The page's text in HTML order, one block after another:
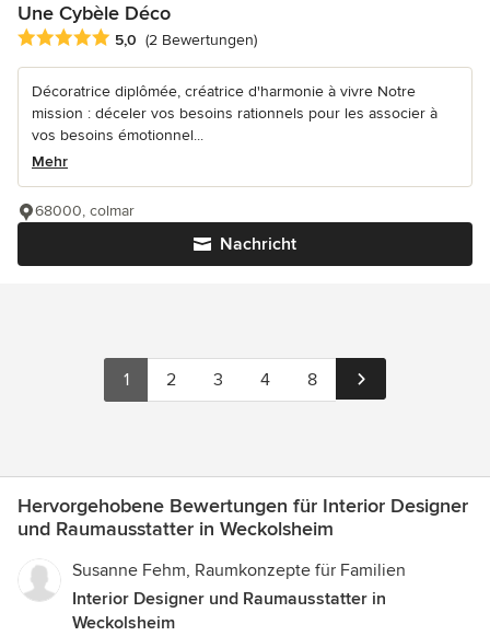
Une Cybèle Déco
Durchschnittliche Bewertung: 5 von 5 Sternen
5,0 (2 Bewertungen)
Décoratrice diplômée, créatrice d'harmonie à vivre Notre
mission : déceler vos besoins rationnels pour les associer à
vos besoins émotionnel...
Mehr
Nachricht
68000, colmar
1 2 3 4 8
Hervorgehobene Bewertungen für Interior Designer
und Raumausstatter in Weckolsheim
Susanne Fehm, Raumkonzepte für Familien
Interior Designer und Raumausstatter in
Weckolsheim